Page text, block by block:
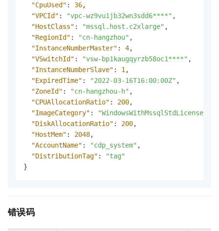
"CpuUsed" : 36,
"VPCId" : "vpc-wz9vu1jb32wn3sdd6****" ,
"HostClass" : "mssql.host.c2xlarge" ,
"RegionId" : "cn-hangzhou" ,
"InstanceNumberMaster" : 4,
"VSwitchId" : "vsw-bp1kaugqyrzb58oc1****" ,
"InstanceNumberSlave" : 1 ,
"ExpiredTime" : "2022-03-16T16:00:00Z" ,
"ZoneId" : "cn-hangzhou-h" ,
"CPUAllocationRatio" : 200,
"ImageCategory" : "WindowsWithMssqlStdLicense"
"DiskAllocationRatio" : 200,
"HostMem" : 2048,
"AccountName" : "cdp_system" ,
"DistributionTag" :
"tag"
}
错误码